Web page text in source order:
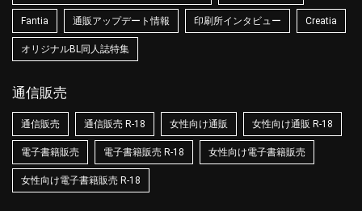
Fantia 通販アップデート情報 印刷所インタビュー Creatia
オリジナルBL同人誌特集
通信販売
通信販売 通信販売 R-18 女性向け通販 女性向け通販 R-18
電子書籍販売 電子書籍販売 R-18 女性向け電子書籍販売
女性向け電子書籍販売 R-18